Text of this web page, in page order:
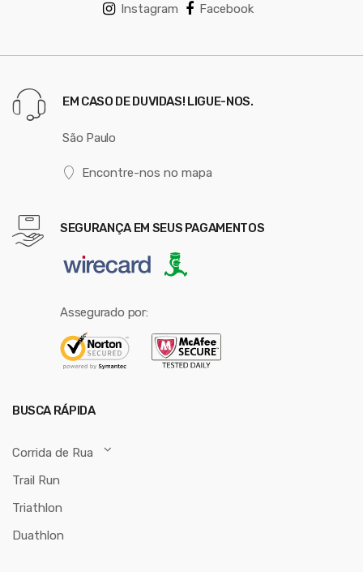
Instagram Facebook
EM CASO DE DUVIDAS! LIGUE-NOS.
São Paulo
Encontre-nos no mapa
SEGURANÇA EM SEUS PAGAMENTOS
Assegurado por:
BUSCA RÁPIDA
Corrida de Rua
Trail Run
Triathlon
Duathlon